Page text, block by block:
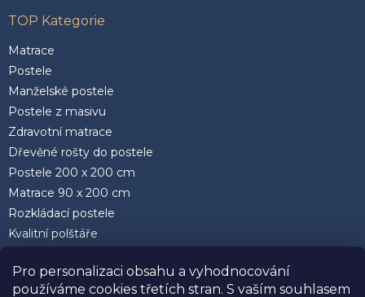
Pro personalizaci obsahu a vyhodnocování
používáme cookies třetích stran. S vaším souhlasem
TOP Kategorie
Matrace
Postele
Manželské postele
Postele z masivu
Zdravotní matrace
Dřevěné rošty do postele
Postele 200 x 200 cm
Matrace 90 x 200 cm
Rozkládací postele
Kvalitní polštáře